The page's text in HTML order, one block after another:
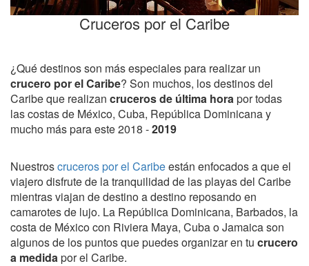
Cruceros por el Caribe
¿Qué destinos son más especiales para realizar un
crucero por el Caribe? Son muchos, los destinos del
Caribe que realizan cruceros de última horapor todas
las costas de México, Cuba, República Dominicana y
mucho más para este 2018 -2019
Nuestroscruceros por el Caribeestán enfocados a que el
viajero disfrute de la tranquilidad de las playas del Caribe
mientras viajan de destino a destino reposando en
camarotes de lujo. La República Dominicana, Barbados, la
costa de México con Riviera Maya, Cuba o Jamaica son
algunos de los puntos que puedes organizar en tu crucero
a medidapor el Caribe.